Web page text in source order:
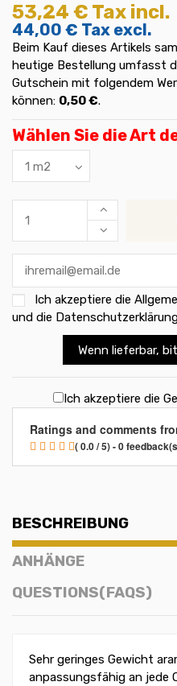
53,24 € Tax incl.
44,00 € Tax excl.
Beim Kauf dieses Artikels
heutige Bestellung umfasst
Gutschein mit folgendem
können: 0,50 €.
Wählen Sie die Art
Ich akzeptiere die
und die
Wenn lieferbar,
Ich akzeptiere die
Ratings and comments
( 0.0 / 5) - 0
BESCHREIBUNG
ANHÄNGE
QUESTIONS(FAQS)
Sehr geringes Gewicht
anpassungsfähig an jede